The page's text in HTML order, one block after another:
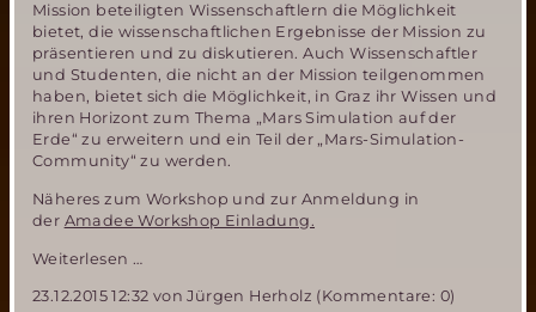
Mission beteiligten Wissenschaftlern die Möglichkeit
bietet, die wissenschaftlichen Ergebnisse der Mission zu
präsentieren und zu diskutieren. Auch Wissenschaftler
und Studenten, die nicht an der Mission teilgenommen
haben, bietet sich die Möglichkeit, in Graz ihr Wissen und
ihren Horizont zum Thema „Mars Simulation auf der
Erde“ zu erweitern und ein Teil der „Mars-Simulation-
Community“ zu werden.
Näheres zum Workshop und zur Anmeldung in
der Amadee Workshop Einladung.
Weiterlesen …
erfolgreichen
23.12.2015 12:32 von Jürgen Herholz (Kommentare: 0)